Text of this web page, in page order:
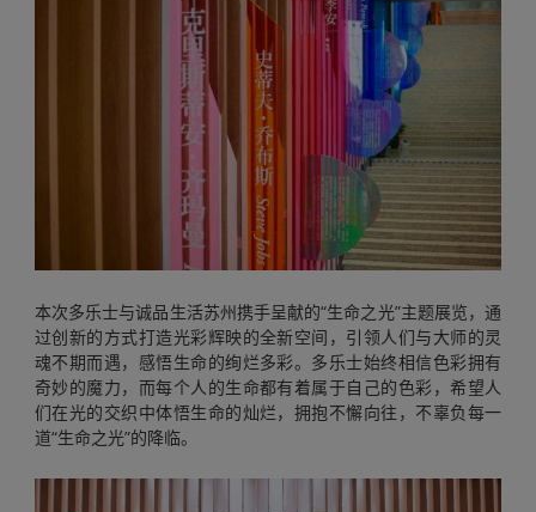
本次多乐士与诚品生活苏州携手呈献的“生命之光”主题展览，通
过创新的方式打造光彩辉映的全新空间，引领人们与大师的灵
魂不期而遇，感悟生命的绚烂多彩。多乐士始终相信色彩拥有
奇妙的魔力，而每个人的生命都有着属于自己的色彩，希望人
们在光的交织中体悟生命的灿烂，拥抱不懈向往，不辜负每一
道“生命之光”的降临。